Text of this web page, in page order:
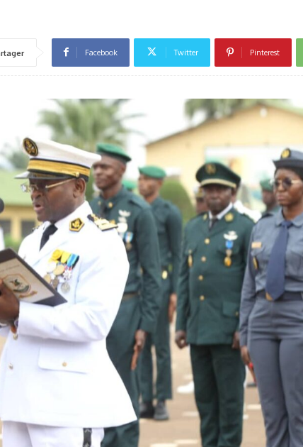
Facebook Twitter Pinterest